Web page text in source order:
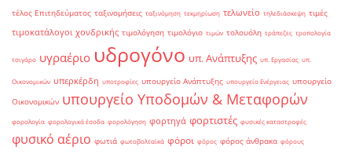
τέλος Επιτηδεύματος ταξινομήσεις ταξινόμηση τεκμηρίωση τελωνείο τηλεδιάσκεψη τιμές
τιμοκατάλογοι χονδρικής τιμολόγηση τιμολόγιο τιμών τολουόλη τράπεζες τροπολογία
τσιγάρο υγραέριο υδρογόνο υπ. Ανάπτυξης υπ. Εργασίας υπ.
Οικονομικών υπερκέρδη υποτροφίες υπουργείο Ανάπτυξης υπουργείο Ενέργειας υπουργείο
Οικονομικών υπουργείο Υποδομών & Μεταφορών
φορολογία φορολογικά έσοδα φορολόγηση φορτηγά φορτιστές φυσικές καταστροφές
φυσικό αέριο φωτιά φωτοβολταϊκά φόροι φόρος φόρος άνθρακα φόρους